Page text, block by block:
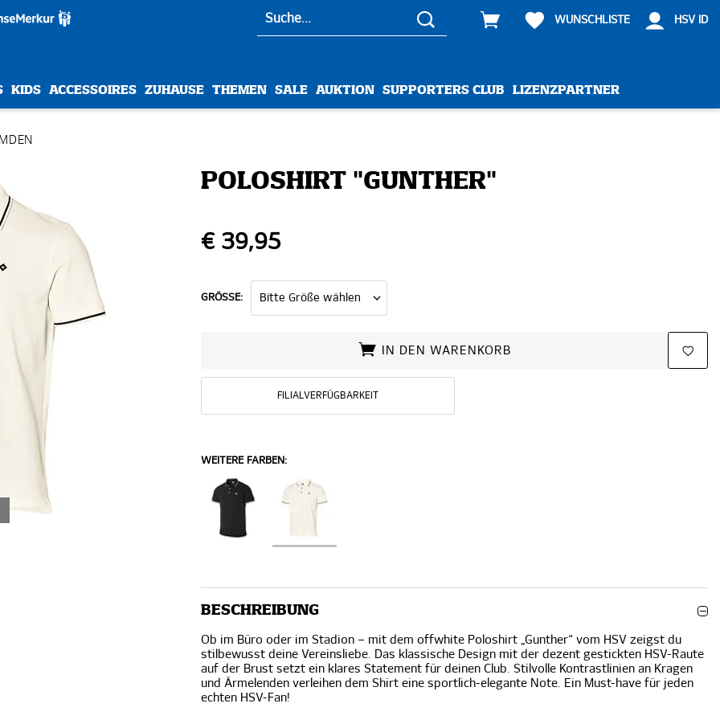
WUNSCHLISTE HSV ID
KIDS ACCESSOIRES ZUHAUSE THEMEN SALE AUKTION SUPPORTERS CLUB LIZENZPARTNER
POLOSHIRT "GUNTHER"
€ 39,95
GRÖSSE:
IN DEN WARENKORB
FILIALVERFÜGBARKEIT
WEITERE FARBEN:
BESCHREIBUNG
Ob im Büro oder im Stadion – mit dem offwhite Poloshirt „Gunther“ vom HSV zeigst du
stilbewusst deine Vereinsliebe. Das klassische Design mit der dezent gestickten HSV-Raute
auf der Brust setzt ein klares Statement für deinen Club. Stilvolle Kontrastlinien an Kragen
und Ärmelenden verleihen dem Shirt eine sportlich-elegante Note. Ein Must-have für jeden
echten HSV-Fan!